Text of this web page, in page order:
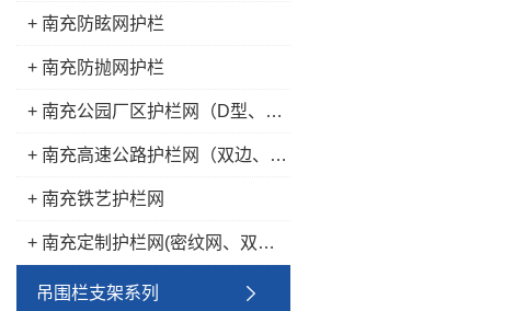
+ 南充防眩网护栏
+ 南充防抛网护栏
+ 南充公园厂区护栏网（D型、桃型护栏、双圈护栏）
+ 南充高速公路护栏网（双边、框网）
+ 南充铁艺护栏网
+ 南充定制护栏网(密纹网、双夹丝护栏、抱卡类等出口用护栏)
吊围栏支架系列